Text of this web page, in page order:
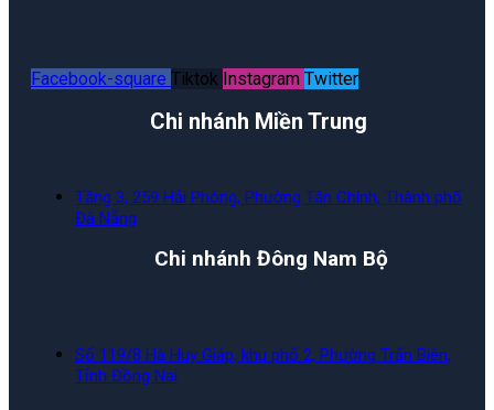
Facebook-square Tiktok Instagram Twitter
Chi nhánh Miền Trung
Tầng 3, 259 Hải Phòng, Phường Tân Chính, Thành phố
Đà Nẵng
Chi nhánh Đông Nam Bộ
Số 119/8 Hà Huy Giáp, khu phố 2, Phường Trấn Biên,
Tỉnh Đồng Nai